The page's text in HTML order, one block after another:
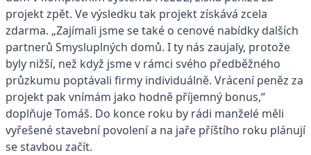
projekt zpět. Ve výsledku tak projekt získává zcela
zdarma. „Zajímali jsme se také o cenové nabídky dalších
partnerů Smysluplných domů. I ty nás zaujaly, protože
byly nižší, než když jsme v rámci svého předběžného
průzkumu poptávali firmy individuálně. Vrácení peněz za
projekt pak vnímám jako hodně příjemný bonus,“
doplňuje Tomáš. Do konce roku by rádi manželé měli
vyřešené stavební povolení a na jaře příštího roku plánují
se stavbou začít.